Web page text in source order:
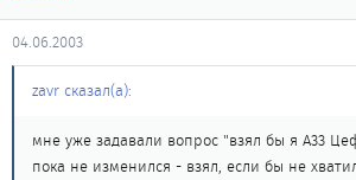
04.06.2003
zavr сказал(а):
мне уже задавали вопрос "взял бы я А33
пока не изменился - взял, если бы не